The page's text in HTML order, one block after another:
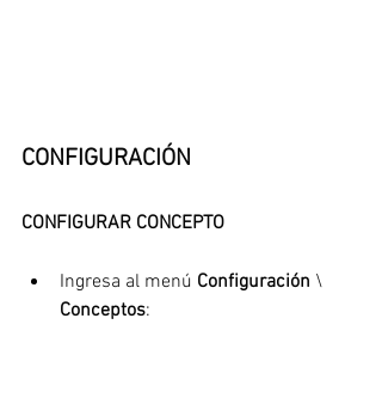
CONFIGURACIÓN
CONFIGURAR CONCEPTO
Ingresa al menú Configuración \
Conceptos: